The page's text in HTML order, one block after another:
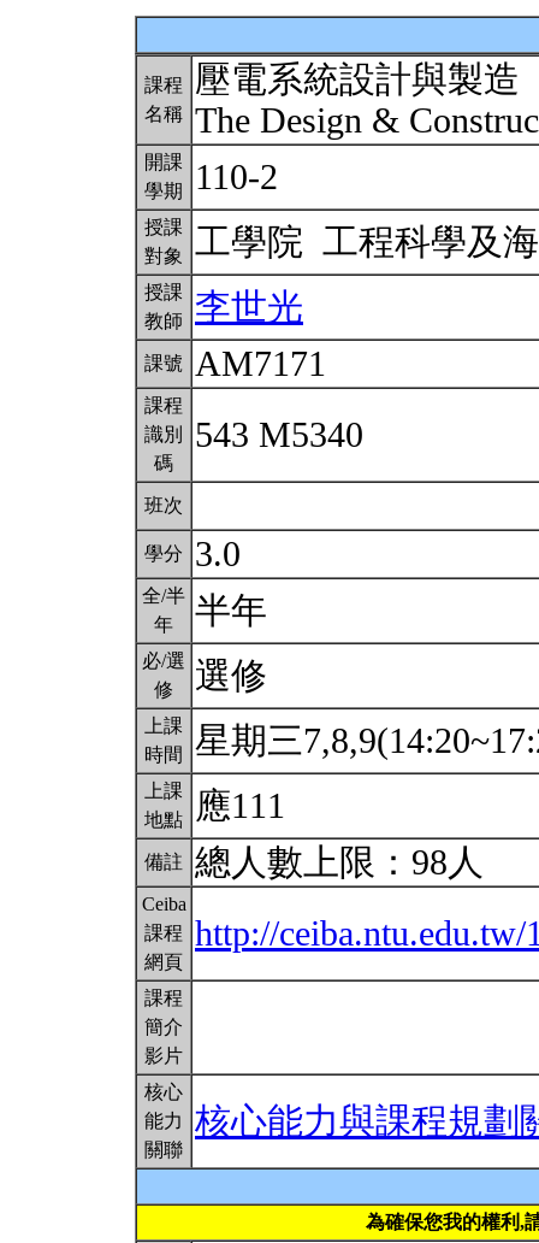
課程
名稱
壓電系統設計與製造
The Design &
開課
學期
110-2
授課
對象
工學院 工程科學及
授課
教師
李世光
課號 AM7171
課程
識別
碼
543 M5340
班次
學分 3.0
全/半
年
半年
必/選
修
選修
上課
時間
星期三
上課
地點
應111
備註 總人數上限：98人
Ceiba
課程
網頁
http://
課程
簡介
影片
核心
能力
關聯
核心能力與課程規劃
為確保您我的權利,